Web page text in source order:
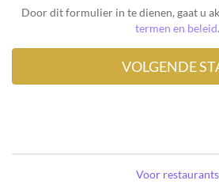
Door dit formulier in te dienen, gaat u
termen en beleid.
Voor restaurants